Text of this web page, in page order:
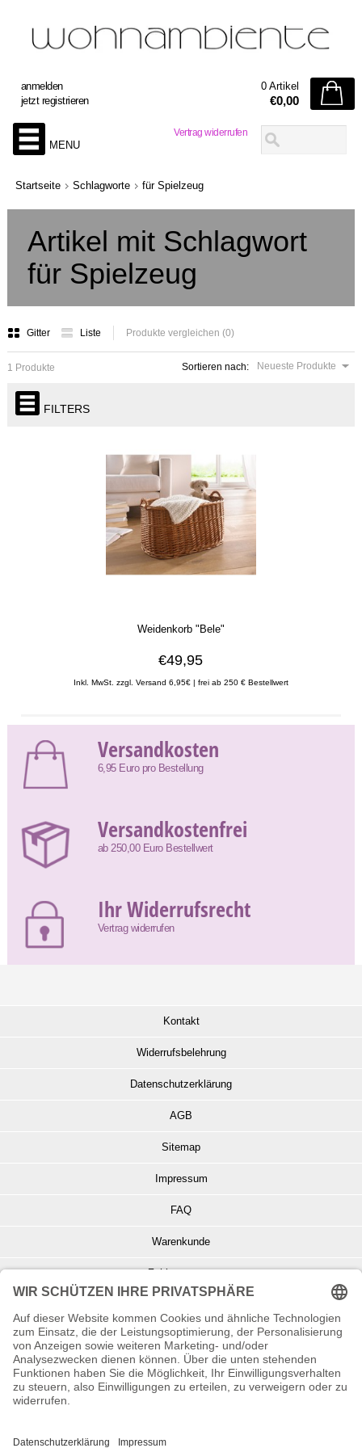
Vertrag widerrufen
anmelden
jetzt registrieren
0 Artikel
€0,00
MENU
Startseite Schlagworte für Spielzeug
Artikel mit Schlagwort
für Spielzeug
Gitter Liste Produkte vergleichen (0)
Sortieren nach: Neueste Produkte
1 Produkte
FILTERS
Weidenkorb "Bele"
€49,95
Inkl. MwSt. zzgl. Versand 6,95€ | frei ab 250 € Bestellwert
Versandkosten
6,95 Euro pro Bestellung
Versandkostenfrei
ab 250,00 Euro Bestellwert
Ihr Widerrufsrecht
Vertrag widerrufen
Kontakt
Widerrufsbelehrung
Datenschutzerklärung
AGB
Sitemap
Impressum
FAQ
Warenkunde
Zahlungsarten
Info zu Elektro- u. Elektronikgeräten
Batterieentsorgung
Informationen zur Echtheit von Kundenbewertungen